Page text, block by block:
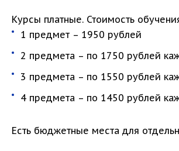
Курсы платные. Стоимость
1 предмет – 1950 рублей
2 предмета – по 1750 рублей
3 предмета – по 1550 рублей
4 предмета – по 1450 рублей
Есть бюджетные места для